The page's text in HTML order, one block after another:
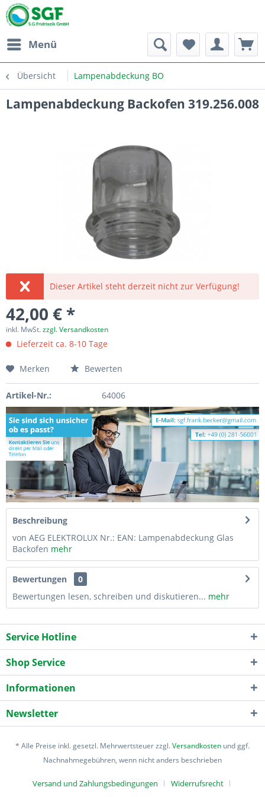
Menü
Übersicht Lampenabdeckung BO
Lampenabdeckung Backofen 319.256.008
Dieser Artikel steht derzeit nicht zur Verfügung!
42,00 € *
inkl. MwSt.zzgl. Versandkosten
Lieferzeit ca. 8-10 Tage
Merken Bewerten
Artikel-Nr.: 64006
Beschreibung
von AEG ELEKTROLUX Nr.: EAN: Lampenabdeckung Glas
Backofen mehr
Bewertungen
0
Bewertungen lesen, schreiben und diskutieren... mehr
Service Hotline
Shop Service
Informationen
Newsletter
* Alle Preise inkl. gesetzl. Mehrwertsteuer zzgl.Versandkosten und ggf.
Nachnahmegebühren, wenn nicht anders beschrieben
Versand und Zahlungsbedingungen Widerrufsrecht